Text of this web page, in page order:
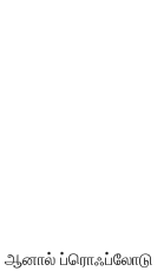
ஆனால் ப்ரொஃப்லோடு